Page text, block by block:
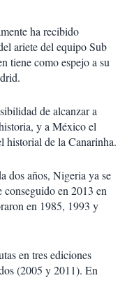
ha recibido
ariete del equipo Sub
tiene como espejo a su
de alcanzar a
y a México el
historial de la Canarinha.
dos años, Nigeria ya se
conseguido en 2013 en
en 1985, 1993 y
en tres ediciones
(2005 y 2011). En